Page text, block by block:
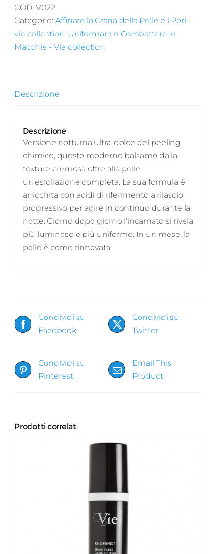
quantità
COD: V022
Categorie: Affinare la Grana della Pelle e i Pori -
vie collection, Uniformare e Combattere le
Macchie - Vie collection
Descrizione
Descrizione
Versione notturna ultra-dolce del peeling
chimico, questo moderno balsamo dalla
texture cremosa offre alla pelle
un’esfoliazione completa. La sua formula è
arricchita con acidi di riferimento a rilascio
progressivo per agire in continuo durante la
notte. Giorno dopo giorno l’incarnato si rivela
più luminoso e più uniforme. In un mese, la
pelle è come rinnovata.
Condividi su
Facebook
Condividi su
Twitter
Condividi su
Pinterest
Email This
Product
Prodotti correlati